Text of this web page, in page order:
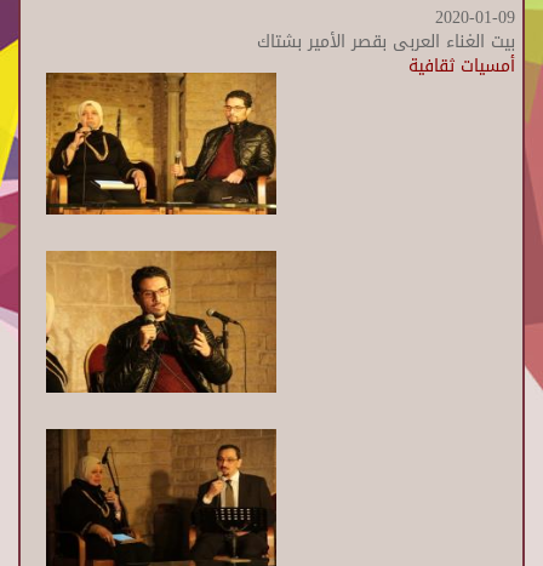
2020-01-09
بيت الغناء العربى بقصر الأمير بشتاك
أمسيات ثقافية